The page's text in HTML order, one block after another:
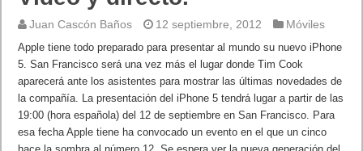
Juan Cascón Baños 12 septiembre, 2012 Móviles
Apple tiene todo preparado para presentar al mundo su nuevo iPhone
5. San Francisco será una vez más el lugar donde Tim Cook
aparecerá ante los asistentes para mostrar las últimas novedades de
la compañía. La presentación del iPhone 5 tendrá lugar a partir de las
19:00 (hora española) del 12 de septiembre en San Francisco. Para
esa fecha Apple tiene ha convocado un evento en el que un cinco